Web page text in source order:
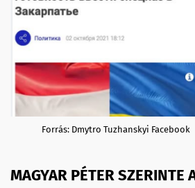
Forrás: Dmytro Tuzhanskyi Facebook
MAGYAR PÉTER SZERINTE